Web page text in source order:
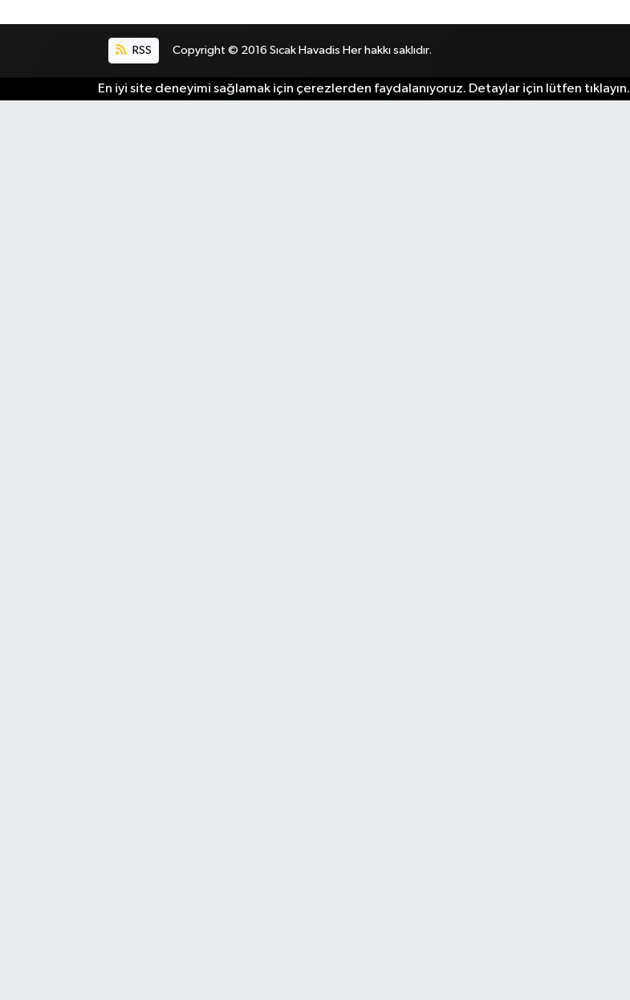
RSS Copyright © 2016 Sıcak Havadis Her hakkı saklıdır.
En iyi site deneyimi sağlamak için çerezlerden faydalanıyoruz. Detaylar için lütfen tıklayın.